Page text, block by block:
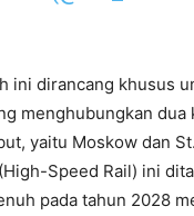
ini dirancang khusus
menghubungkan dua
yaitu Moskow dan
Speed Rail) ini
pada tahun 2028